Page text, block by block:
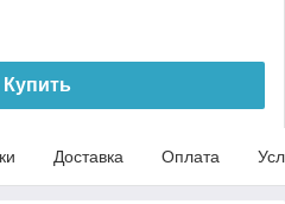
Купить
Доставка Оплата